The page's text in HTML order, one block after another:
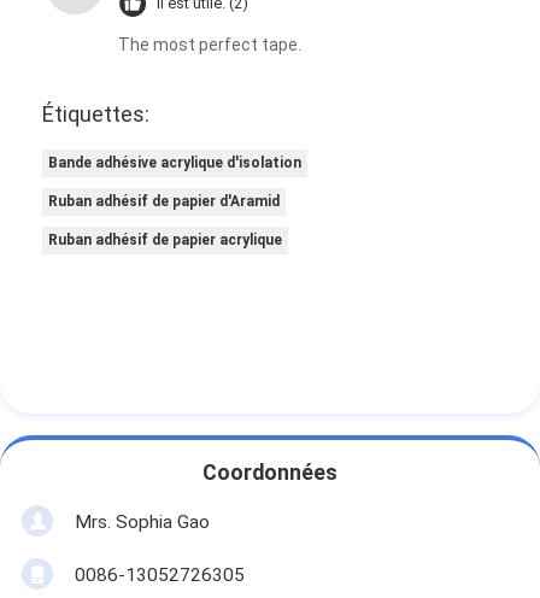
The most perfect tape.
Étiquettes:
Bande adhésive acrylique d'isolation
Ruban adhésif de papier d'Aramid
Ruban adhésif de papier acrylique
Coordonnées
Mrs. Sophia Gao
0086-13052726305